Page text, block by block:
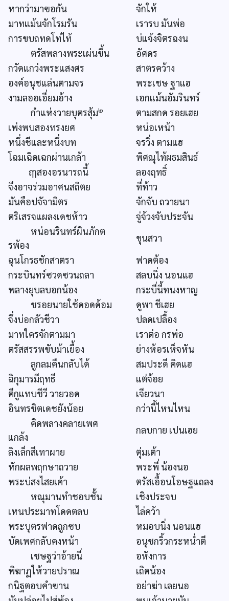
หากว่ามาฃอกัน
จักให้
มาทแม้นจักโรมรัน
เรารบ มันพ่อ
การขบถทดโท่ไท้
บ่แจ้งจิตรฉงน
ตรัสพลางพระเผ่นขึ้น
อัศดร
กวัดแกว่งพระแสงศร
สาตรคว้าง
องค์อนุชแล่นตามจร
พระเชษ ฐาแฮ
งามลออเอี่ยมอ้าง
เอกแม้นอัมรินทร์
กำแห่งวายบุตรสุ้ม๒
ตามสกด รอยเฮย
เพ่งพบสองทรงยศ
หน่อเหน้า
หนึ่งชีและหนึ่งบท
จรวิ่ง ตามแฮ
โฉมเฉิดเฉกผ่านเกล้า
พิศณุไท้ผธมสินธ์
ฤๅสองอรนารถนี้
ลองฤทธิ์
จึงอาจร่วมอาศนสถิตย
ที่ท้าว
มันคือปจัจามิตร
จักจับ ถวายนา
ตริเสรจแผลงเดชห้าว
จู่จ้วงจับประจัน
หน่อนรินทร์ผินภักต
รพ้อง
ขุนสวา
ฉุนโกรธชักสาตรา
ฟาดต้อง
กระบินทร์ซวดซวนถลา
สลบนิ่ง นอนแฮ
พลางยุบลบอกน้อง
กระบี่นี้ทนงหาญ
ชรอยนายใช้ดอดด้อม
ดูพา ชีเฮย
จึ่งบ่อกลัวชีวา
ปลดเปลื้อง
มาทใครจักตามมา
เราต่อ กรพ่อ
ตรัสสรรพขับม้าเยื้อง
ย่างห้อรเห็จหัน
ลูกลมคืนกลับได้
สมประดี คิดแฮ
ฉิกุมารมีฤทธี
แต่จ้อย
ตีกูแทบชีวี วายวอด
เจียวนา
อินทรชิตเดชยังน้อย
กว่านี้ไหนไหน
คิดพลางคลายเพศ
แกล้ง
กลบกาย เปนเฮย
ลิงเล็กสีเทาผาย
ตุ่มเต้า
หักผลพฤกษาถวาย
พระพี่ น้องนอ
พระบ่สงไสยเค้า
ตรัสเอื้อนโอษฐแถลง
หณุมานทำชอบชั้น
เชิงประจบ
เหนประมาทโดดตลบ
ไล่คว้า
พระบุตรฟาดถูกซบ
หมอบนิ่ง นอนแฮ
บัดเพศกลับคงหน้า
อนุชกริ้วกระหน่ำตี
เชษฐว่าอ้ายนี่
อหังการ
พิฆาฏให้วายปราณ
เถิดน้อง
กนิฐตอบคำฃาน
อย่าฆ่า เลยนอ